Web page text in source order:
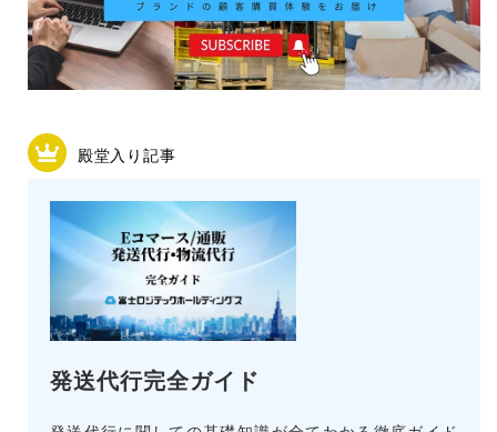
殿堂入り記事
発送代行完全ガイド